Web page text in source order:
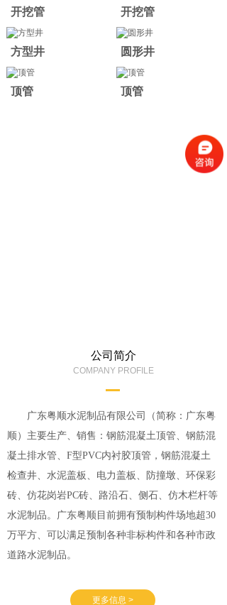
开挖管 开挖管
方型井 圆形井
顶管 顶管
公司简介
COMPANY PROFILE
广东粤顺水泥制品有限公司（简称：广东粤
顺）主要生产、销售：钢筋混凝土顶管、钢筋混
凝土排水管、F型PVC内衬胶顶管，钢筋混凝土
检查井、水泥盖板、电力盖板、防撞墩、环保彩
砖、仿花岗岩PC砖、路沿石、侧石、仿木栏杆等
水泥制品。广东粤顺目前拥有预制构件场地超30
万平方、可以满足预制各种非标构件和各种市政
道路水泥制品。
更多信息 >